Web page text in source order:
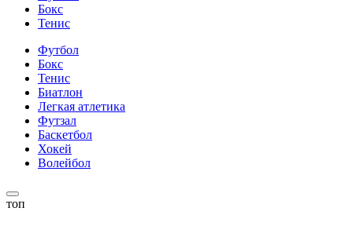
Бокс
Тенис
Футбол
Бокс
Тенис
Биатлон
Легкая атлетика
Футзал
Баскетбол
Хокей
Волейбол
топ